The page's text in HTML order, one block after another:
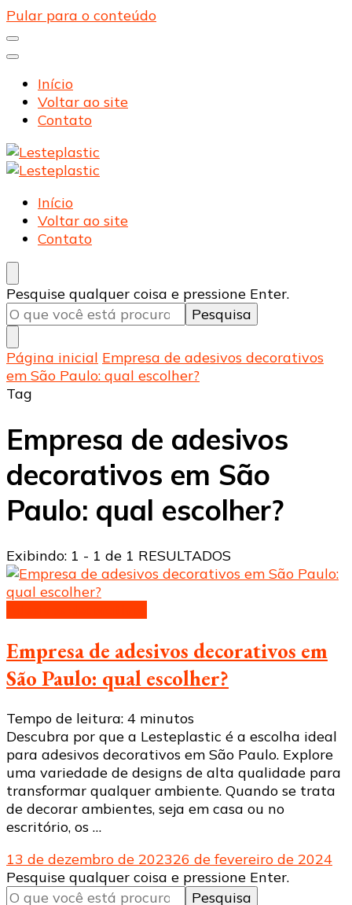
Pular para o conteúdo
Início
Voltar ao site
Contato
Lesteplastic
Blog – Lesteplastic
Lesteplastic
Blog – Lesteplastic
Início
Voltar ao site
Contato
Procurando
algo?
Pesquise qualquer coisa e pressione Enter.
Página inicial Empresa de adesivos decorativos
em São Paulo: qual escolher?
Tag
Empresa de adesivos
decorativos em São
Paulo: qual escolher?
Exibindo: 1 - 1 de 1 RESULTADOS
Empresa de adesivos decorativos em
São Paulo: qual escolher?
Tempo de leitura: 4 minutos
Descubra por que a Lesteplastic é a escolha ideal
para adesivos decorativos em São Paulo. Explore
uma variedade de designs de alta qualidade para
transformar qualquer ambiente. Quando se trata
de decorar ambientes, seja em casa ou no
escritório, os …
13 de dezembro de 202326 de fevereiro de 2024
Procurando
algo?
Pesquise qualquer coisa e pressione Enter.